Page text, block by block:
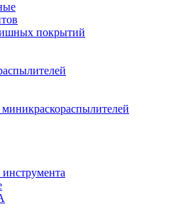
покрытий
инструмента